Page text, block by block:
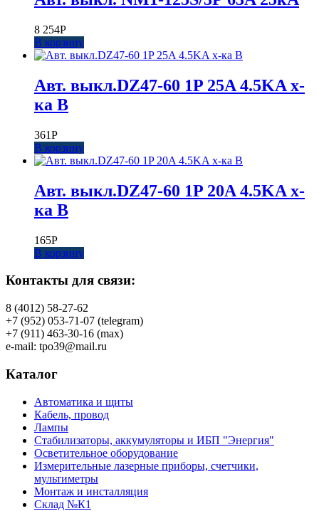
8 254Р
В корзину
Авт. выкл.DZ47-60 1P 25A 4.5KA х-
ка B
361Р
В корзину
Авт. выкл.DZ47-60 1P 20A 4.5KA х-
ка B
165Р
В корзину
Контакты для связи:
8 (4012) 58-27-62
+7 (952) 053-71-07 (telegram)
+7 (911) 463-30-16 (max)
e-mail: tpo39@mail.ru
Каталог
Автоматика и щиты
Кабель, провод
Лампы
Стабилизаторы, аккумуляторы и ИБП "Энергия"
Осветительное оборудование
Измерительные лазерные приборы, счетчики,
мультиметры
Монтаж и инсталляция
Склад №К1